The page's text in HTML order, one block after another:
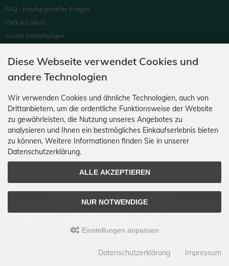
FAQ - Häufig gestellte Fragen
Click & Collect
Cookie Einstellungen
SUPPORTHOTLINE
Zu laufenden Aufträgen oder Fragen allgemein:
Montag, Dienstag, Donnerstag, Freitag: 10:00 - 16:00 Uhr
Mittwoch: 10:00 - 18:00 Uhr
* Kosten: normaler Ortstarif DE, mit Flatratevertrag natürlich kostenlos. Aus dem Ausland
fallen die jeweils geltenden Auslandsgebühren an. Anrufe aus dem Handynetz können
abweichen.
Alle Preise inkl. gesetzl. MwSt. zzgl.Versandkosten. Die durchgestrichenen Preise entsprechen
dem bisherigen Preis bei Manic-Panic Onlineshop
Webdesign
Diese Webseite verwendet Cookies und
andere Technologien
Wir verwenden Cookies und ähnliche Technologien, auch von
Drittanbietern, um die ordentliche Funktionsweise der Website
zu gewährleisten, die Nutzung unseres Angebotes zu
analysieren und Ihnen ein bestmögliches Einkaufserlebnis bieten
zu können. Weitere Informationen finden Sie in unserer
Datenschutzerklärung.
ALLE AKZEPTIEREN
NUR NOTWENDIGE
Einstellungen anpassen
Datenschutzerklärung Impressum